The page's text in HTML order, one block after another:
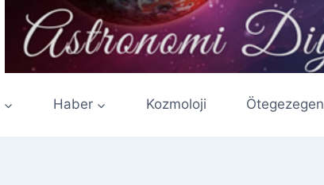
Haber Kozmoloji Ötegezegen